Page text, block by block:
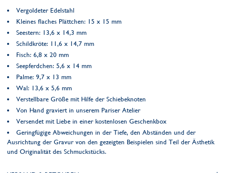
Vergoldeter Edelstahl
Kleines flaches Plättchen: 15 x 15 mm
Seestern: 13,6 x 14,3 mm
Schildkröte: 11,6 x 14,7 mm
Fisch: 6,8 x 20 mm
Seepferdchen: 5,6 x 14 mm
Palme: 9,7 x 13 mm
Wal: 13,6 x 5,6 mm
Verstellbare Größe mit Hilfe der Schiebeknoten
Von Hand graviert in unserem Pariser Atelier
Versendet mit Liebe in einer kostenlosen Geschenkbox
Geringfügige Abweichungen in der Tiefe, den Abständen und der
Ausrichtung der Gravur von den gezeigten Beispielen sind Teil der Ästhetik
und Originalität des Schmuckstücks.